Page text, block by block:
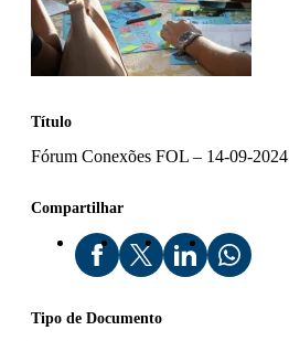
Título
Fórum Conexões FOL – 14-09-2024
Compartilhar
Tipo de Documento